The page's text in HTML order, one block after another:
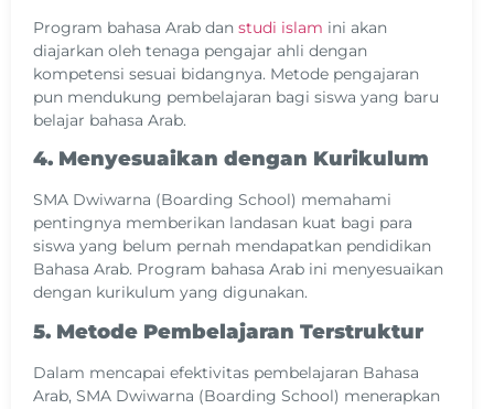
Program bahasa Arab dan studi islam ini akan
diajarkan oleh tenaga pengajar ahli dengan
kompetensi sesuai bidangnya. Metode pengajaran
pun mendukung pembelajaran bagi siswa yang baru
belajar bahasa Arab.
4. Menyesuaikan dengan Kurikulum
SMA Dwiwarna (Boarding School) memahami
pentingnya memberikan landasan kuat bagi para
siswa yang belum pernah mendapatkan pendidikan
Bahasa Arab. Program bahasa Arab ini menyesuaikan
dengan kurikulum yang digunakan.
5. Metode Pembelajaran Terstruktur
Dalam mencapai efektivitas pembelajaran Bahasa
Arab, SMA Dwiwarna (Boarding School) menerapkan